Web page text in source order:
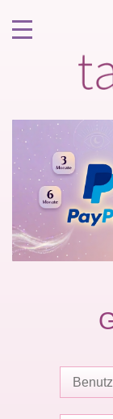
Kunde
Berater
Kartenlegen
Gästebuch